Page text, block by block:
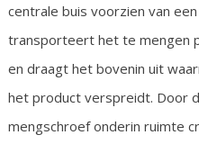
centrale buis voorzien van
transporteert het te mengen
en draagt het bovenin uit
het product verspreidt. Door
mengschroef onderin ruimte